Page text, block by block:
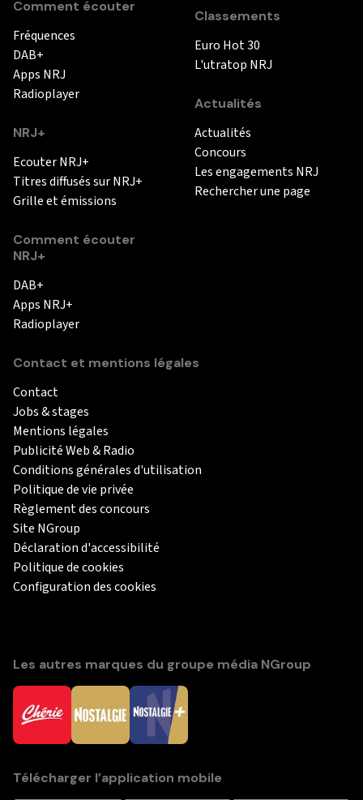
Comment écouter
Fréquences
DAB+
Apps NRJ
Radioplayer
NRJ+
Ecouter NRJ+
Titres diffusés sur NRJ+
Grille et émissions
Comment écouter
NRJ+
DAB+
Apps NRJ+
Radioplayer
Classements
Euro Hot 30
L'utratop NRJ
Actualités
Actualités
Concours
Les engagements NRJ
Rechercher une page
Contact et mentions légales
Contact
Jobs & stages
Mentions légales
Publicité Web & Radio
Conditions générales d'utilisation
Politique de vie privée
Règlement des concours
Site NGroup
Déclaration d'accessibilité
Politique de cookies
Configuration des cookies
Les autres marques du groupe média NGroup
Télécharger l’application mobile